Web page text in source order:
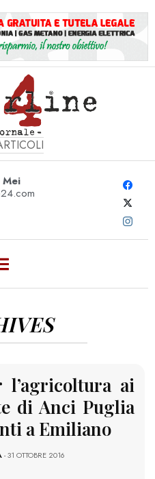
Mei
ai
di Anci Puglia
a Emiliano
- 31 OTTOBRE 2016